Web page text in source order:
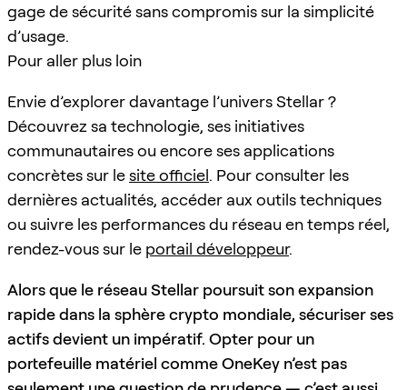
gage de sécurité sans compromis sur la simplicité
d’usage.
Pour aller plus loin
Envie d’explorer davantage l’univers Stellar ?
Découvrez sa technologie, ses initiatives
communautaires ou encore ses applications
concrètes sur lesite officiel. Pour consulter les
dernières actualités, accéder aux outils techniques
ou suivre les performances du réseau en temps réel,
rendez-vous sur le portail développeur.
Alors que le réseau Stellar poursuit son expansion
rapide dans la sphère crypto mondiale, sécuriser ses
actifs devient un impératif. Opter pour un
portefeuille matériel comme OneKey n’est pas